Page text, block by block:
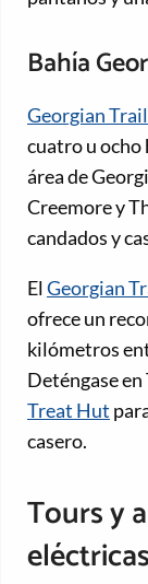
Bahía
Georgian
cuatro u ocho
área de
Creemore y
candados y
ElGeorgian
ofrece un
kilómetros
Deténgase
Treat Hut
casero.
Tours y